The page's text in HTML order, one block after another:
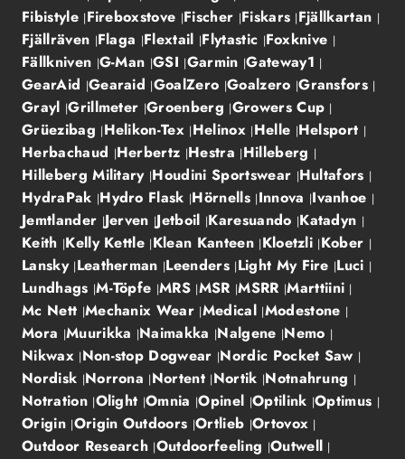
Fibistyle Fireboxstove Fischer Fiskars Fjällkartan
Fjällräven Flaga Flextail Flytastic Foxknive
Fällkniven G-Man GSI Garmin Gateway1
GearAid Gearaid GoalZero Goalzero Gransfors
Grayl Grillmeter Groenberg Growers Cup
Grüezibag Helikon-Tex Helinox Helle Helsport
Herbachaud Herbertz Hestra Hilleberg
Hilleberg Military Houdini Sportswear Hultafors
HydraPak Hydro Flask Hörnells Innova Ivanhoe
Jemtlander Jerven Jetboil Karesuando Katadyn
Keith Kelly Kettle Klean Kanteen Kloetzli Kober
Lansky Leatherman Leenders Light My Fire Luci
Lundhags M-Töpfe MRS MSR MSRR Marttiini
Mc Nett Mechanix Wear Medical Modestone
Mora Muurikka Naimakka Nalgene Nemo
Nikwax Non-stop Dogwear Nordic Pocket Saw
Nordisk Norrona Nortent Nortik Notnahrung
Notration Olight Omnia Opinel Optilink Optimus
Origin Origin Outdoors Ortlieb Ortovox
Outdoor Research Outdoorfeeling Outwell